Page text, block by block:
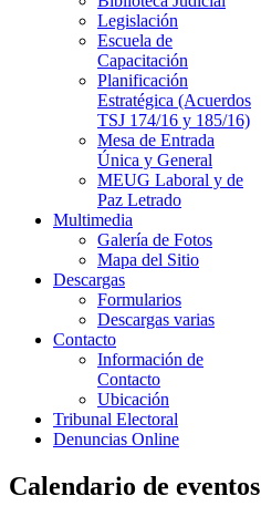
Legislación
Escuela de
Capacitación
Planificación
Estratégica (Acuerdos
TSJ 174/16 y 185/16)
Mesa de Entrada
Única y General
MEUG Laboral y de
Paz Letrado
Multimedia
Galería de Fotos
Mapa del Sitio
Descargas
Formularios
Descargas varias
Contacto
Información de
Contacto
Ubicación
Tribunal Electoral
Denuncias Online
Calendario de eventos